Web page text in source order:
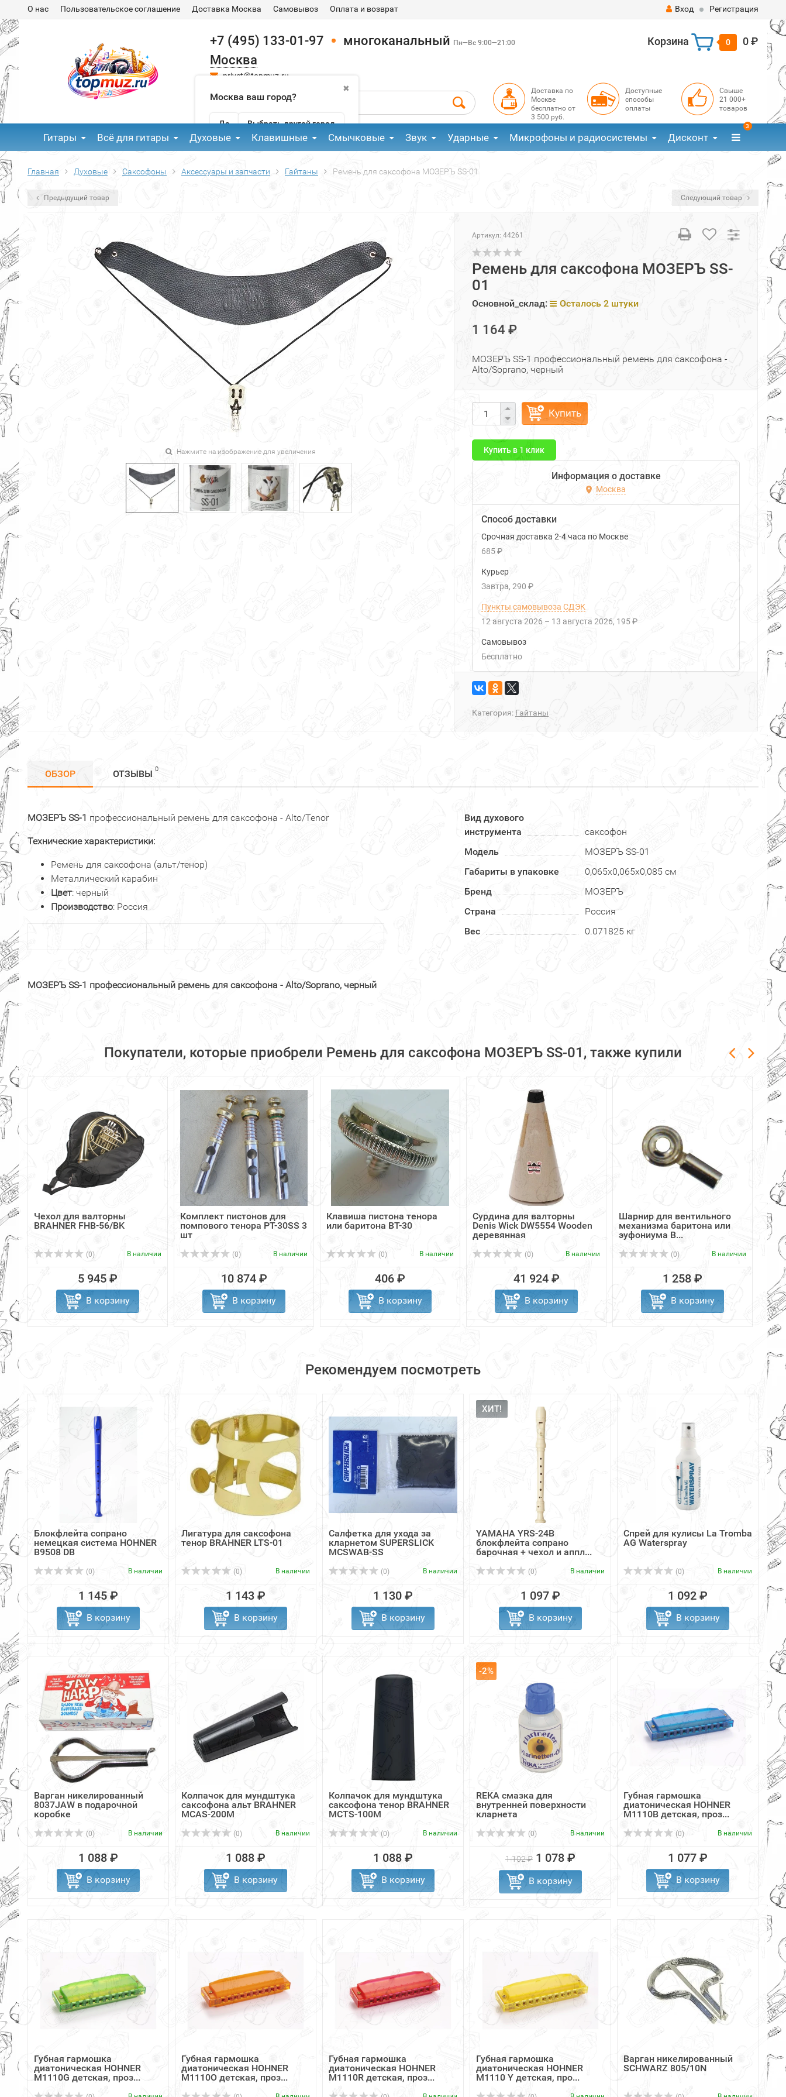
О нас Пользовательское соглашение Доставка Москва Самовывоз Оплата и возврат Вход Регистрация
+7 (495) 133-01-97 многоканальный Пн—Вс 9:00—21:00
Москва
✖
Москва ваш город?
Да Выбрать другой город
privet@topmuz.ru
Корзина 0 0 ₽
Доставка по
Москве
бесплатно от
3 500 руб.
Доступные
способы
оплаты
Свыше
21 000+
товаров
Гитары Всё для гитары Духовые Клавишные Смычковые Звук Ударные Микрофоны и радиосистемы Дисконт
3
Главная Духовые Саксофоны Аксессуары и запчасти Гайтаны Ремень для саксофона МОЗЕРЪ SS-01
Предыдущий товар Следующий товар
Нажмите на изображение для увеличения
Артикул: 44261
Ремень для саксофона МОЗЕРЪ SS-
01
Основной_склад: Осталось 2 штуки
1 164 ₽
МОЗЕРЪ SS-1 профессиональный ремень для саксофона -
Alto/Soprano, черный
Купить
Купить в 1 клик
Информация о доставке
Москва
Способ доставки
Срочная доставка 2-4 часа по Москве
685 ₽
Курьер
Завтра 290 ₽
Пункты самовывоза СДЭК
12 августа 2026 – 13 августа 2026 195 ₽
Самовывоз
Бесплатно
Категория: Гайтаны
ОБЗОР ОТЗЫВЫ 0
МОЗЕРЪ SS-1 профессиональный ремень для саксофона - Alto/Tenor
Технические характеристики:
Ремень для саксофона (альт/тенор)
Металлический карабин
Цвет: черный
Производство: Россия
МОЗЕРЪ SS-1 профессиональный ремень для саксофона - Alto/Soprano, черный
Вид духового
инструмента
саксофон
Модель
МОЗЕРЪ SS-01
Габариты в упаковке
0,065х0,065х0,085 см
Бренд
МОЗЕРЪ
Страна
Россия
Вес
0.071825 кг
Покупатели, которые приобрели Ремень для саксофона МОЗЕРЪ SS-01, также купили
Чехол для валторны
BRAHNER FHB-56/BK
(0) В наличии
5 945 ₽
В корзину
Комплект пистонов для
помпового тенора PT-30SS 3
шт
(0) В наличии
10 874 ₽
В корзину
Клавиша пистона тенора
или баритона BT-30
(0) В наличии
406 ₽
В корзину
Сурдина для валторны
Denis Wick DW5554 Wooden
деревянная
(0) В наличии
41 924 ₽
В корзину
Шарнир для вентильного
механизма баритона или
эуфониума B...
(0) В наличии
1 258 ₽
В корзину
для
Рекомендуем посмотреть
Блокфлейта сопрано
немецкая система HOHNER
B9508 DB
(0) В наличии
1 145 ₽
В корзину
Лигатура для саксофона
тенор BRAHNER LTS-01
(0) В наличии
1 143 ₽
В корзину
Cалфетка для ухода за
кларнетом SUPERSLICK
MCSWAB-SS
(0) В наличии
1 130 ₽
В корзину
ХИТ!
YAMAHA YRS-24B
блокфлейта сопрано
барочная + чехол и аппл...
(0) В наличии
1 097 ₽
В корзину
Спрей для кулисы La Tromba
AG Waterspray
(0) В наличии
1 092 ₽
В корзину
Варган никелированный
8037JAW в подарочной
коробке
(0) В наличии
1 088 ₽
В корзину
Колпачок для мундштука
саксофона альт BRAHNER
MCAS-200M
(0) В наличии
1 088 ₽
В корзину
Колпачок для мундштука
саксофона тенор BRAHNER
MCTS-100M
(0) В наличии
1 088 ₽
В корзину
-2%
REKA смазка для
внутренней поверхности
кларнета
(0) В наличии
1 102 ₽ 1 078 ₽
В корзину
Губная гармошка
диатоническая HOHNER
M1110B детская, проз...
(0) В наличии
1 077 ₽
В корзину
Губная гармошка
диатоническая HOHNER
M1110G детская, проз...
Губная гармошка
диатоническая HOHNER
M1110O детская, проз...
Губная гармошка
диатоническая HOHNER
M1110R детская, проз...
Губная гармошка
диатоническая HOHNER
M1110 Y детская, про...
Варган никелированный
SCHWARZ 805/10N